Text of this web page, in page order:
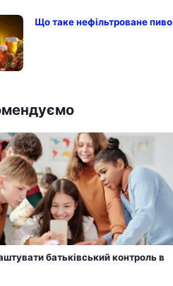
Що таке нефільтроване пиво
батьківський контроль в